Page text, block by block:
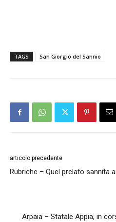
TAGS San Giorgio del Sannio
articolo precedente
Rubriche – Quel prelato sannita
Arpaia – Statale Appia, in